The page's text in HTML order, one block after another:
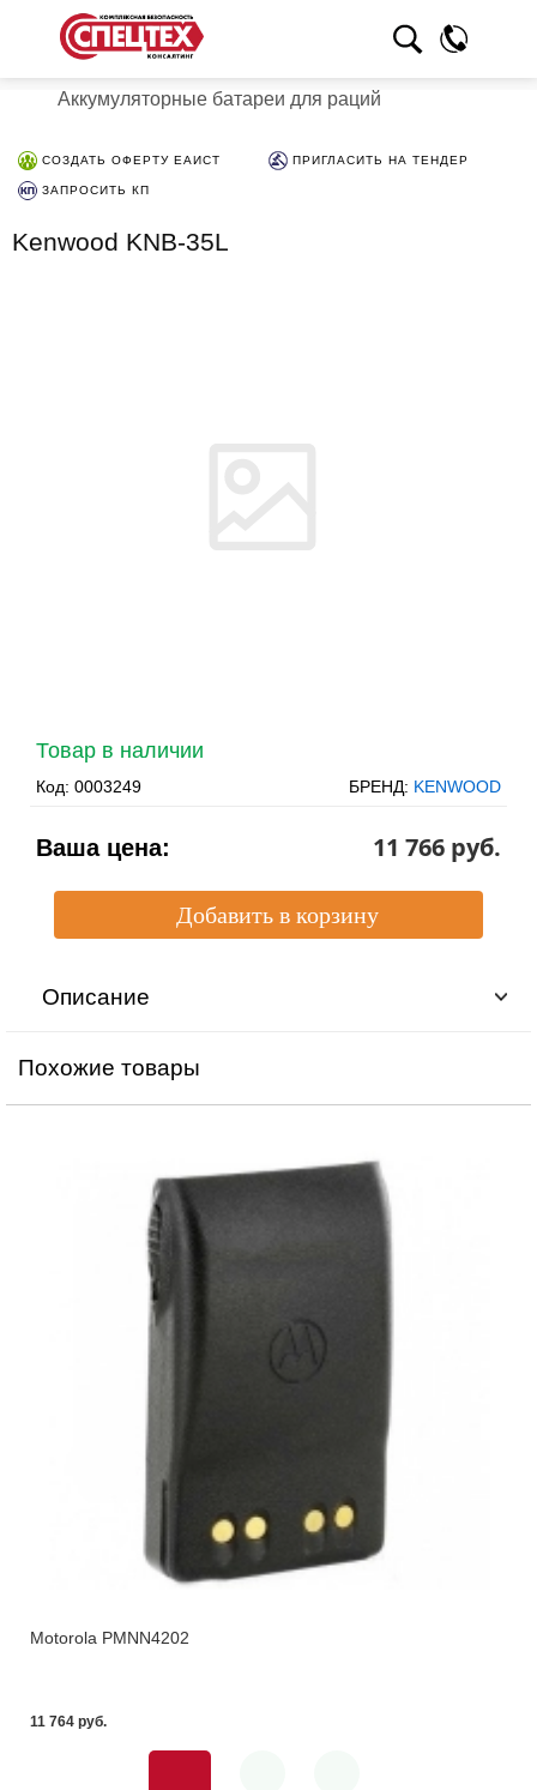
Аккумуляторные батареи для раций
СОЗДАТЬ ОФЕРТУ ЕАИСТ ПРИГЛАСИТЬ НА ТЕНДЕР
ЗАПРОСИТЬ КП
Kenwood KNB-35L
Товар в наличии
Код: 0003249 БРЕНД: KENWOOD
Ваша цена: 11 766 pуб.
Описание
Похожие товары
Motorola PMNN4202
11 764 pуб.